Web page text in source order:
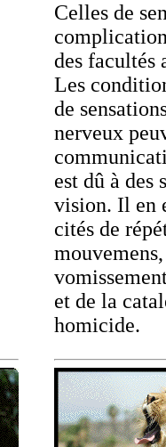
Celles de
des facultés
Les
de
nerveux
est dû à des
vision. Il en
cités de
et de la
homicide.